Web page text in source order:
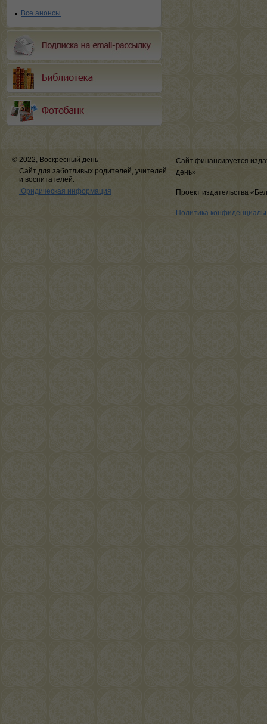
Все анонсы
© 2022, Воскресный день
Сайт для заботливых родителей, учителей
и воспитателей.
Юридическая информация
Сайт финансируется
день»
Проект издательства
Политика